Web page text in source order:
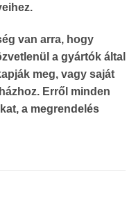
van arra, hogy
a gyártók által
meg, vagy saját
Erről minden
a megrendelés